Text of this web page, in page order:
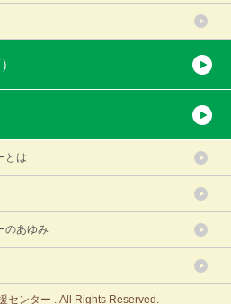
とは
のあゆみ
センター . All Rights Reserved.